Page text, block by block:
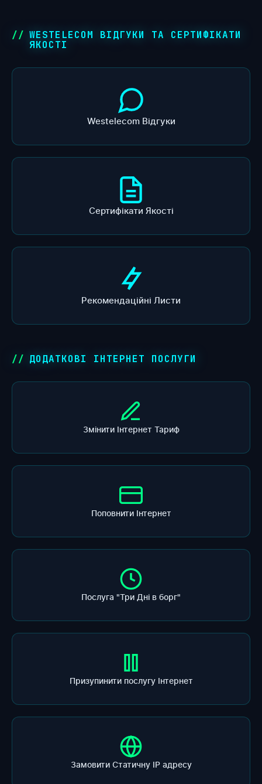
WESTELECOM ВІДГУКИ ТА СЕРТИФІКАТИ
ЯКОСТІ
Westelecom Відгуки
Сертифікати Якості
Рекомендаційні Листи
ДОДАТКОВІ ІНТЕРНЕТ ПОСЛУГИ
Змінити Інтернет Тариф
Поповнити Інтернет
Послуга "Три Дні в борг"
Призупинити послугу Інтернет
Замовити Статичну ІР адресу